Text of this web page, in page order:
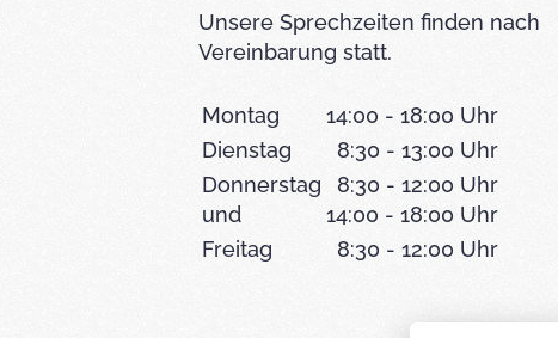
Unsere Sprechzeiten finden nach
Vereinbarung statt.
Montag
14:00 - 18:00 Uhr
Dienstag
8:30 - 13:00 Uhr
Donnerstag
und
8:30 - 12:00 Uhr
14:00 - 18:00 Uhr
Freitag
8:30 - 12:00 Uhr